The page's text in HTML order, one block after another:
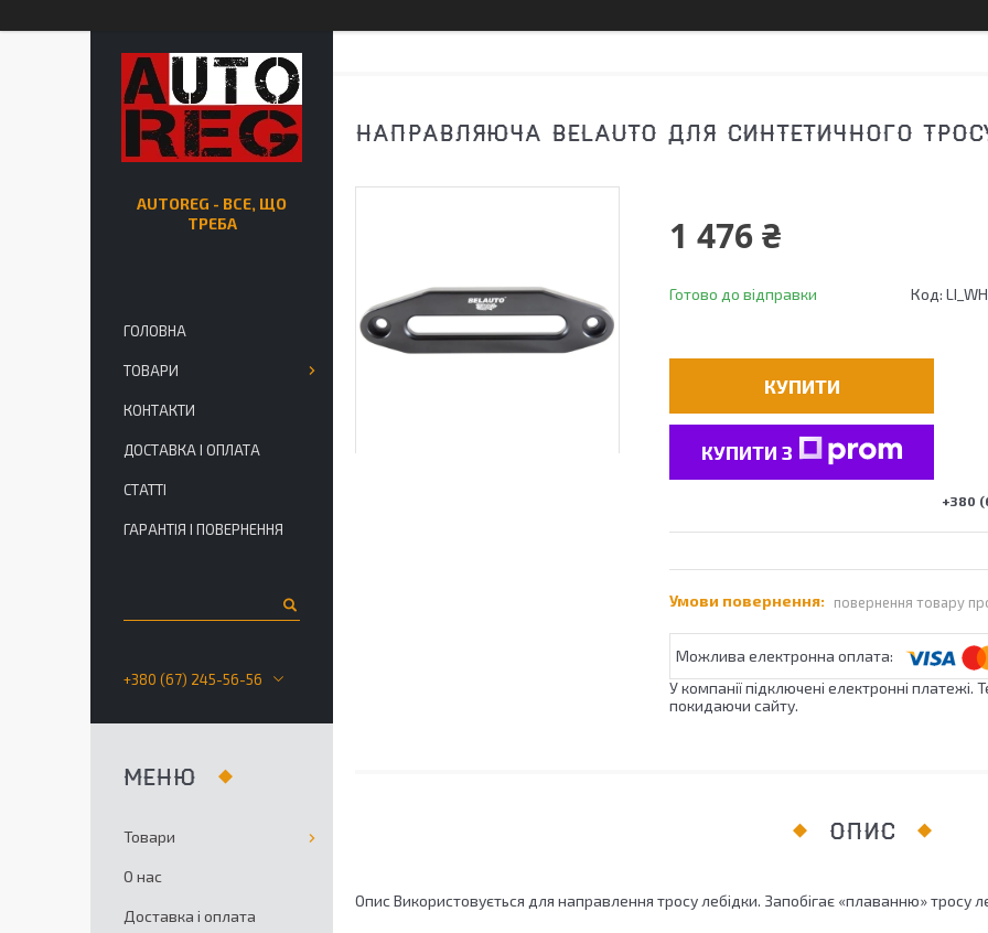
НАПРАВЛЯЮЧА BELAUTO ДЛЯ СИНТЕТИЧНОГО
1 476 ₴
Готово до відправки Код:
КУПИТИ
КУПИТИ З
+380
повернення товару
У компанії підключені електронні
покидаючи сайту.
ОПИС
Опис Використовується для направлення тросу лебідки. Запобігає «плаванню» тросу
AUTOREG - ВСЕ, ЩО
ТРЕБА
ГОЛОВНА
ТОВАРИ
КОНТАКТИ
ДОСТАВКА І ОПЛАТА
СТАТТІ
ГАРАНТІЯ І ПОВЕРНЕННЯ
+380 (67) 245-56-56
Товари
О нас
Доставка і оплата